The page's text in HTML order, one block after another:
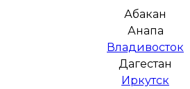
Абакан
Анапа
Владивосток
Дагестан
Иркутск